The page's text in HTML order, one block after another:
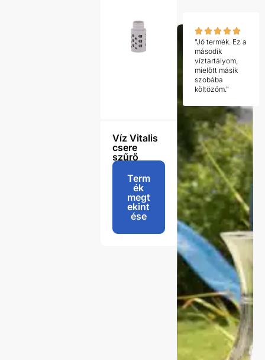
Víz Vitalis
csere
szűrő
22,50
Term
ék
megt
ekint
ése
"Jó termék. Ez a
második
víztartályom,
mielőtt másik
szobába
költözöm."